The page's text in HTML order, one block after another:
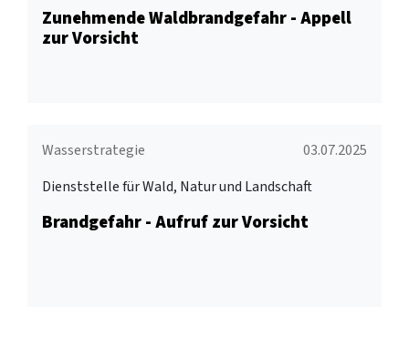
Zunehmende Waldbrandgefahr - Appell
zur Vorsicht
Wasserstrategie
03.07.2025
Dienststelle für Wald, Natur und Landschaft
Brandgefahr - Aufruf zur Vorsicht